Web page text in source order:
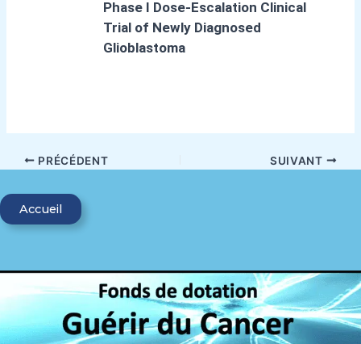
Phase I Dose-Escalation Clinical
Trial of Newly Diagnosed
Glioblastoma
PRÉCÉDENT SUIVANT
Accueil